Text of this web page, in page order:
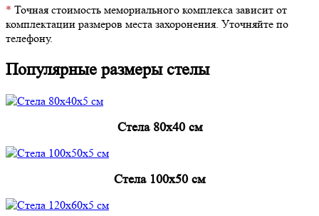
* Точная стоимость мемориального комплекса зависит от
комплектации размеров места захоронения. Уточняйте по
телефону.
Популярные размеры стелы
Cтела 80x40 см
Cтела 100x50 см